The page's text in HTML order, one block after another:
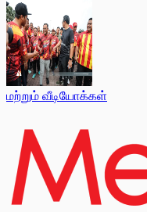
மற்றும் வீடியோக்கள்